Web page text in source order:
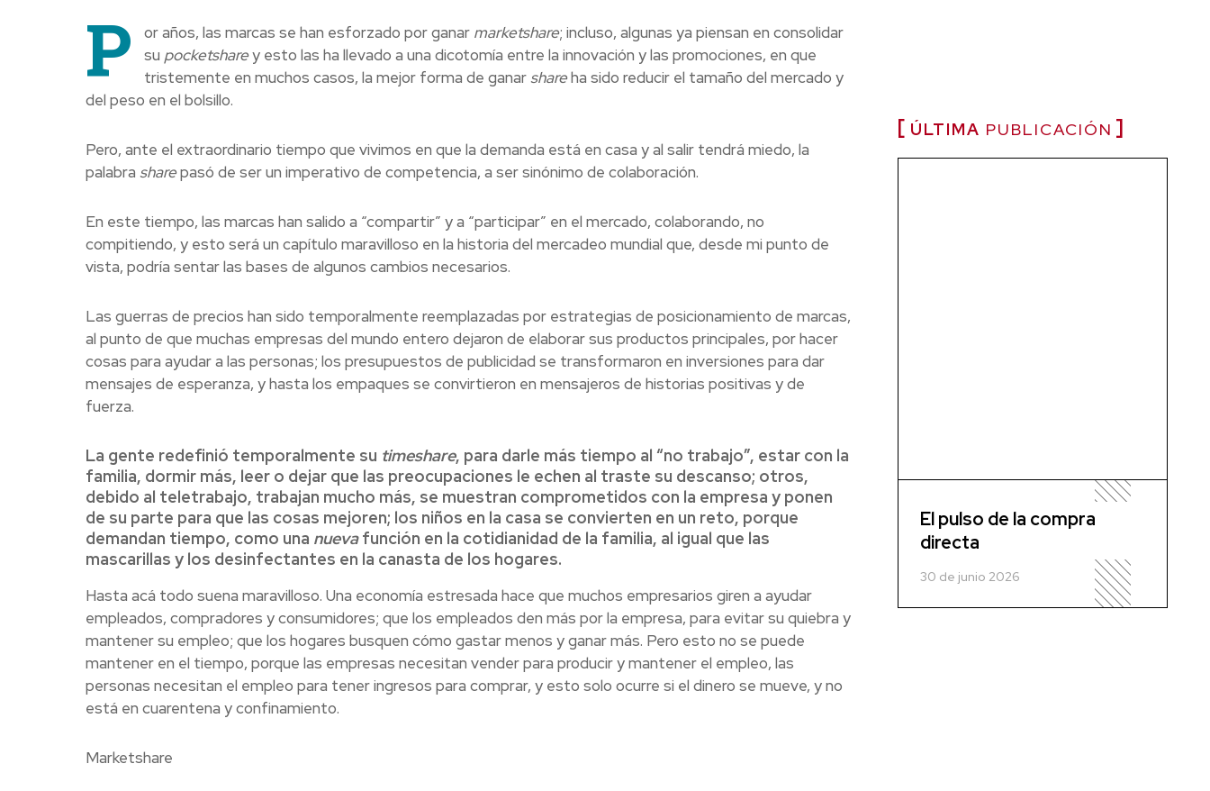
P or años, las marcas se han esforzado por ganar marketshare; incluso, algunas ya piensan en consolidar
su pocketsharey esto las ha llevado a una dicotomía entre la innovación y las promociones, en que
tristemente en muchos casos, la mejor forma de ganarshareha sido reducir el tamaño del mercado y
del peso en el bolsillo.
Pero, ante el extraordinario tiempo que vivimos en que la demanda está en casa y al salir tendrá miedo, la
palabra sharepasó de ser un imperativo de competencia, a ser sinónimo de colaboración.
En este tiempo, las marcas han salido a “compartir” y a “participar” en el mercado, colaborando, no
compitiendo, y esto será un capítulo maravilloso en la historia del mercadeo mundial que, desde mi punto de
vista, podría sentar las bases de algunos cambios necesarios.
Las guerras de precios han sido temporalmente reemplazadas por estrategias de posicionamiento de marcas,
al punto de que muchas empresas del mundo entero dejaron de elaborar sus productos principales, por hacer
cosas para ayudar a las personas; los presupuestos de publicidad se transformaron en inversiones para dar
mensajes de esperanza, y hasta los empaques se convirtieron en mensajeros de historias positivas y de
fuerza.
La gente redefinió temporalmente su timeshare, para darle más tiempo al “no trabajo”, estar con la
familia, dormir más, leer o dejar que las preocupaciones le echen al traste su descanso; otros,
debido al teletrabajo, trabajan mucho más, se muestran comprometidos con la empresa y ponen
de su parte para que las cosas mejoren; los niños en la casa se convierten en un reto, porque
demandan tiempo, como una nuevafunción en la cotidianidad de la familia, al igual que las
mascarillas y los desinfectantes en la canasta de los hogares.
Hasta acá todo suena maravilloso. Una economía estresada hace que muchos empresarios giren a ayudar
empleados, compradores y consumidores; que los empleados den más por la empresa, para evitar su quiebra y
mantener su empleo; que los hogares busquen cómo gastar menos y ganar más. Pero esto no se puede
mantener en el tiempo, porque las empresas necesitan vender para producir y mantener el empleo, las
personas necesitan el empleo para tener ingresos para comprar, y esto solo ocurre si el dinero se mueve, y no
está en cuarentena y confinamiento.
Marketshare
ÚLTIMA PUBLICACIÓN
El pulso de la compra
directa
30 de junio 2026